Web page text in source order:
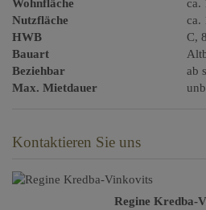
Wohnfläche ca.
Nutzfläche ca.
HWB C,
Bauart
Beziehbar
ab
Max. Mietdauer
Kontaktieren Sie uns
Regine Kredba-